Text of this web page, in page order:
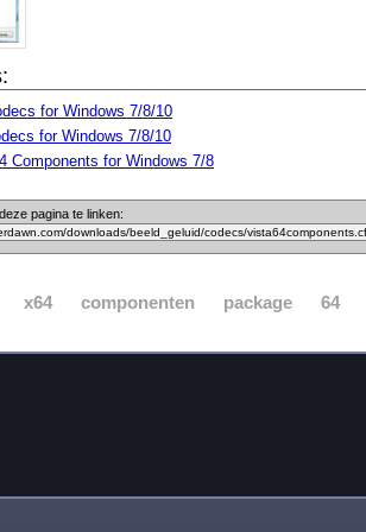
for Windows 7/8/10
for Windows 7/8/10
Components for Windows 7/8
pagina te linken:
x64 componenten package 64